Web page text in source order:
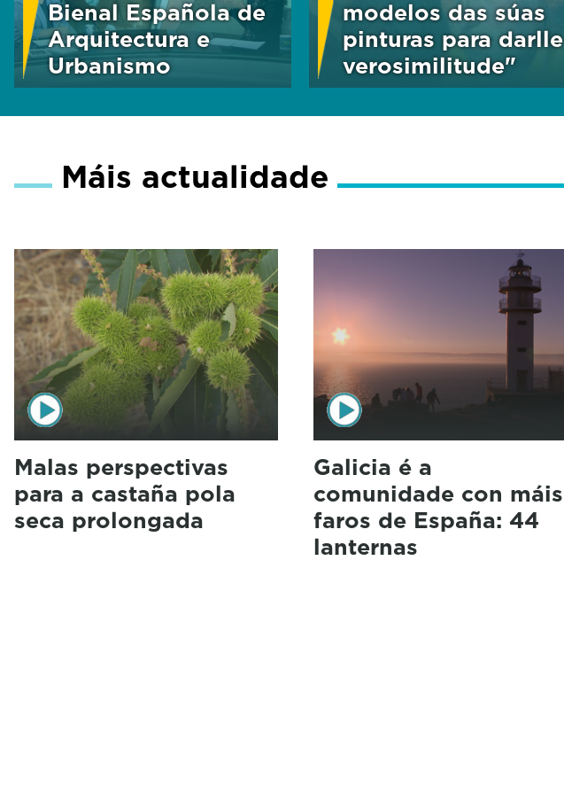
Bienal Española de
Arquitectura e
Urbanismo
modelos das súas
pinturas para darlle
verosimilitude"
Máis actualidade
Malas perspectivas
para a castaña pola
seca prolongada
Galicia é a
comunidade con máis
faros de España: 44
lanternas